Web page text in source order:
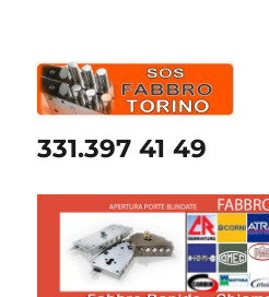
331.397 41 49